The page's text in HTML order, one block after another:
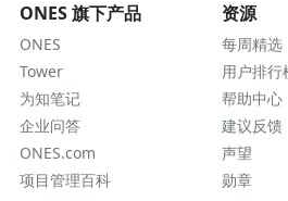
ONES 旗下产品
ONES
Tower
为知笔记
企业问答
ONES.com
项目管理百科
资源
每周精选
用户排行
帮助中心
建议反馈
声望
勋章